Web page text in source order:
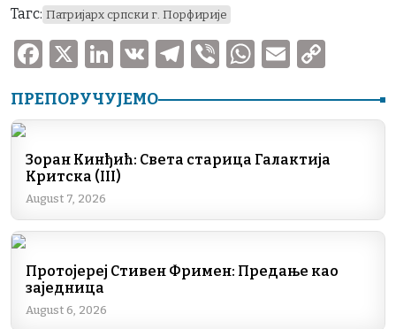
Тагс: Патријарх српски г. Порфирије
F
c
b
o
o
X
Li
k
dI
n
V
T
e
a
V
er
W
at
A
p
E
ai p
Li
k
ПРЕПОРУЧУЈЕМО
Зоран Кинђић: Света старица Галактија
Критска (III)
August 7, 2026
Протојереј Стивен Фримен: Предање као
заједница
August 6, 2026